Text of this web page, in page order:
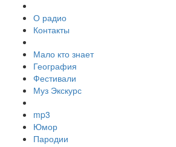
О радио
Контакты
Мало кто знает
География
Фестивали
Муз Экскурс
mp3
Юмор
Пародии